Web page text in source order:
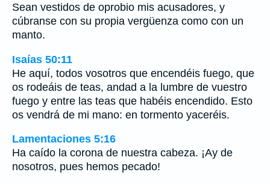
Sean vestidos de oprobio mis acusadores, y
cúbranse con su propia vergüenza como con un
manto.
Isaías 50:11
He aquí, todos vosotros que encendéis fuego, que
os rodeáis de teas, andad a la lumbre de vuestro
fuego y entre las teas que habéis encendido. Esto
os vendrá de mi mano: en tormento yaceréis.
Lamentaciones 5:16
Ha caído la corona de nuestra cabeza. ¡Ay de
nosotros, pues hemos pecado!